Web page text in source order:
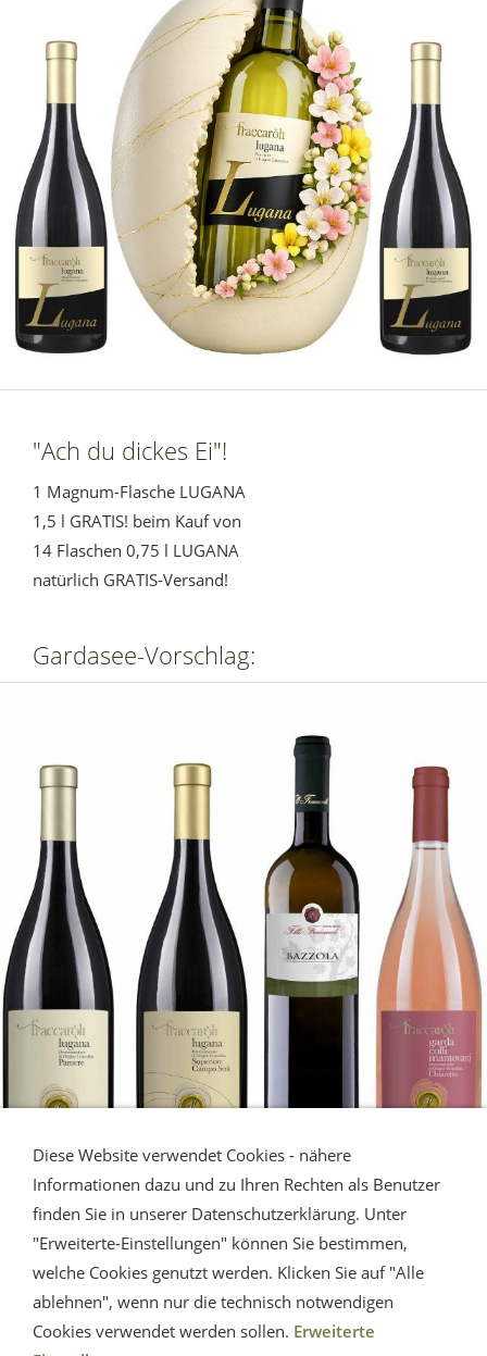
"Ach du dickes Ei"!
1 Magnum-Flasche LUGANA
1,5 l GRATIS! beim Kauf von
14 Flaschen 0,75 l LUGANA
natürlich GRATIS-Versand!
Gardasee-Vorschlag:
LUGANA - Gardasee
Die Erfrischung vom Gardasee.
Eine Musterauswahl.
Diese Website verwendet Cookies - nähere
Informationen dazu und zu Ihren Rechten als Benutzer
finden Sie in unserer Datenschutzerklärung. Unter
"Erweiterte-Einstellungen" können Sie bestimmen,
welche Cookies genutzt werden. Klicken Sie auf "Alle
ablehnen", wenn nur die technisch notwendigen
Cookies verwendet werden sollen. Erweiterte